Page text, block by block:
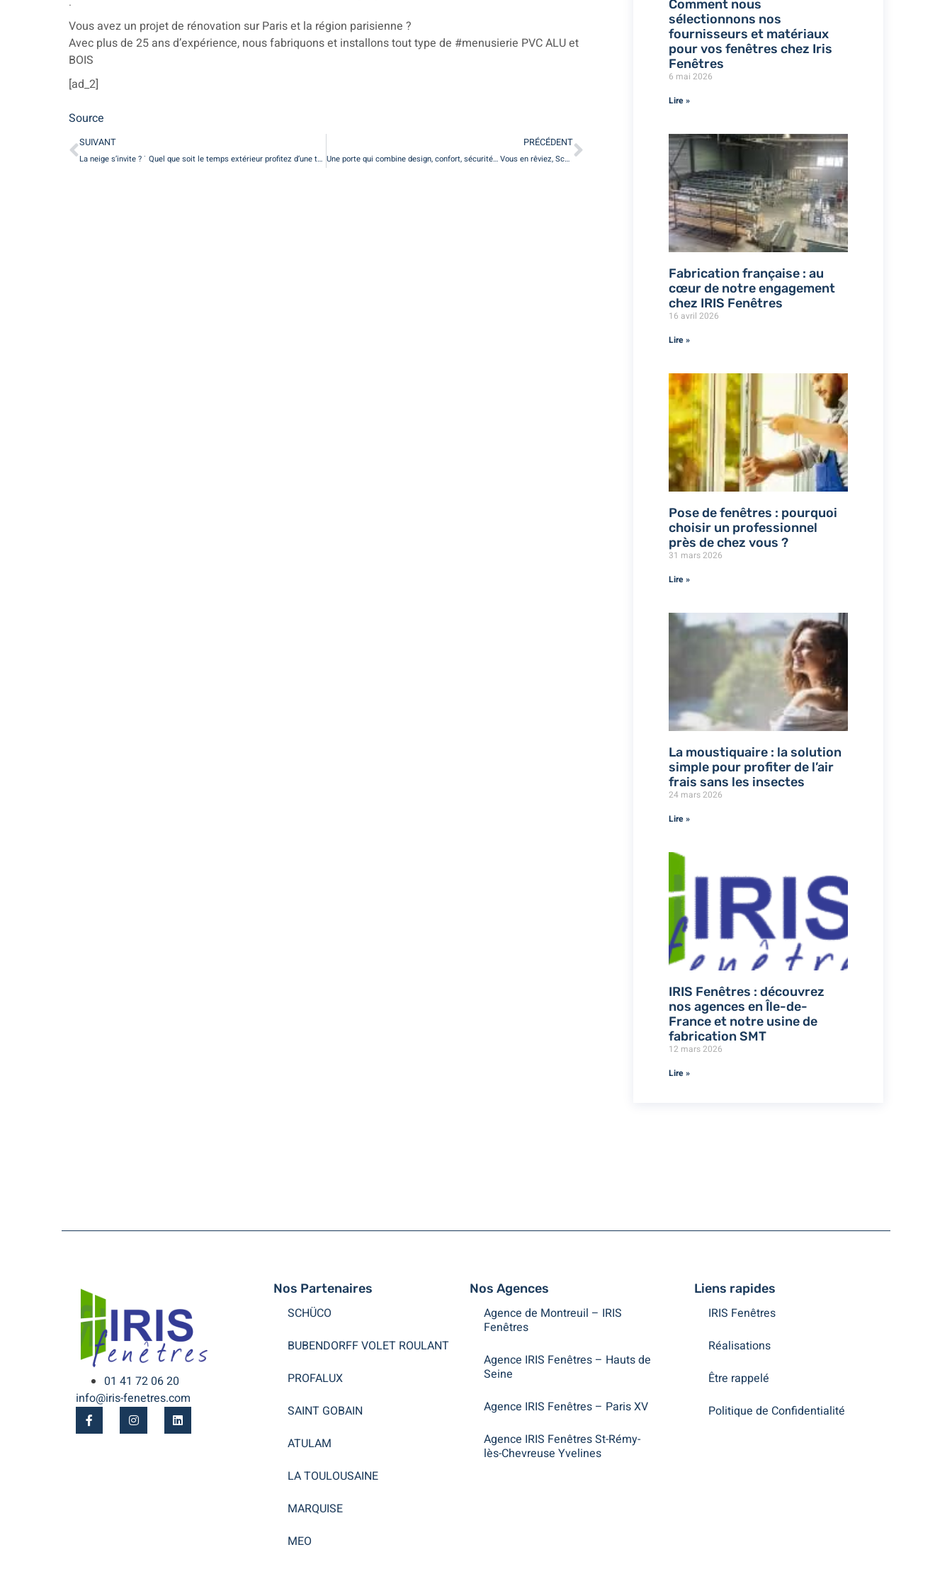
˙
Vous avez un projet de rénovation sur Paris et la région parisienne ?
Avec plus de 25 ans d’expérience, nous fabriquons et installons tout type de #menusierie PVC ALU et
BOIS
[ad_2]
Source
SUIVANT
La neige s’invite ? ˙ Quel que soit le temps extérieur profitez d’une températu…
PRÉCÉDENT
Une porte qui combine design, confort, sécurité… Vous en rêviez, Schüco le fait …
Comment nous
sélectionnons nos
fournisseurs et matériaux
pour vos fenêtres chez Iris
Fenêtres
6 mai 2026
Lire »
Fabrication française : au
cœur de notre engagement
chez IRIS Fenêtres
16 avril 2026
Lire »
Pose de fenêtres : pourquoi
choisir un professionnel
près de chez vous ?
31 mars 2026
Lire »
La moustiquaire : la solution
simple pour profiter de l’air
frais sans les insectes
24 mars 2026
Lire »
IRIS Fenêtres : découvrez
nos agences en Île-de-
France et notre usine de
fabrication SMT
12 mars 2026
Lire »
01 41 72 06 20
info@iris-fenetres.com
Nos Partenaires
SCHÜCO
BUBENDORFF VOLET ROULANT
PROFALUX
SAINT GOBAIN
ATULAM
LA TOULOUSAINE
MARQUISE
MEO
Nos Agences
Agence de Montreuil – IRIS
Fenêtres
Agence IRIS Fenêtres – Hauts de
Seine
Agence IRIS Fenêtres – Paris XV
Agence IRIS Fenêtres St-Rémy-
lès-Chevreuse Yvelines
Liens rapides
IRIS Fenêtres
Réalisations
Être rappelé
Politique de Confidentialité